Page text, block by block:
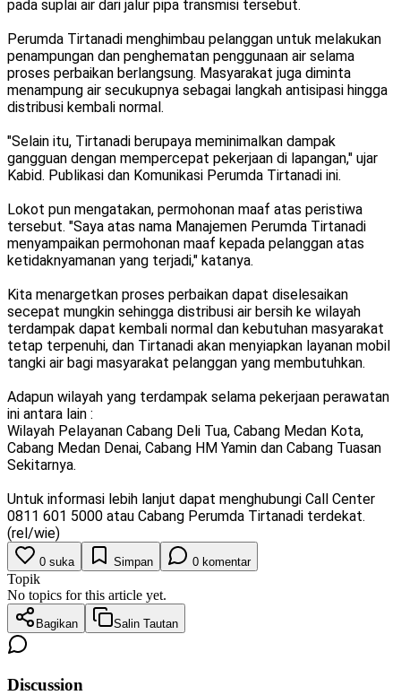
pada suplai air dari jalur pipa transmisi tersebut.
Perumda Tirtanadi menghimbau pelanggan untuk melakukan
penampungan dan penghematan penggunaan air selama
proses perbaikan berlangsung. Masyarakat juga diminta
menampung air secukupnya sebagai langkah antisipasi hingga
distribusi kembali normal.
"Selain itu, Tirtanadi berupaya meminimalkan dampak
gangguan dengan mempercepat pekerjaan di lapangan," ujar
Kabid. Publikasi dan Komunikasi Perumda Tirtanadi ini.
Lokot pun mengatakan, permohonan maaf atas peristiwa
tersebut. "Saya atas nama Manajemen Perumda Tirtanadi
menyampaikan permohonan maaf kepada pelanggan atas
ketidaknyamanan yang terjadi," katanya.
Kita menargetkan proses perbaikan dapat diselesaikan
secepat mungkin sehingga distribusi air bersih ke wilayah
terdampak dapat kembali normal dan kebutuhan masyarakat
tetap terpenuhi, dan Tirtanadi akan menyiapkan layanan mobil
tangki air bagi masyarakat pelanggan yang membutuhkan.
Adapun wilayah yang terdampak selama pekerjaan perawatan
ini antara lain :
Wilayah Pelayanan Cabang Deli Tua, Cabang Medan Kota,
Cabang Medan Denai, Cabang HM Yamin dan Cabang Tuasan
Sekitarnya.
Untuk informasi lebih lanjut dapat menghubungi Call Center
0811 601 5000 atau Cabang Perumda Tirtanadi terdekat.
(rel/wie)
0 suka Simpan 0 komentar
Topik
No topics for this article yet.
Bagikan Salin Tautan
Discussion